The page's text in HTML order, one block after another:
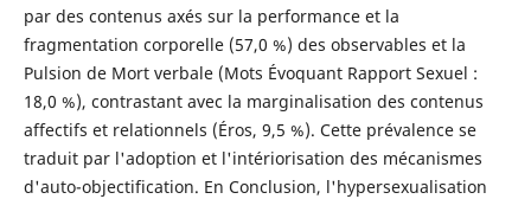
par des contenus axés sur la performance et la
fragmentation corporelle (57,0 %) des observables et la
Pulsion de Mort verbale (Mots Évoquant Rapport Sexuel :
18,0 %), contrastant avec la marginalisation des contenus
affectifs et relationnels (Éros, 9,5 %). Cette prévalence se
traduit par l'adoption et l'intériorisation des mécanismes
d'auto-objectification. En Conclusion, l'hypersexualisation